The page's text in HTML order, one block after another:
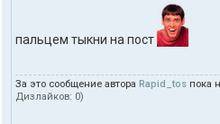
пальцем тыкни на пост
За это сообщение автора Rapid_tos пока
Дизлайков: 0)